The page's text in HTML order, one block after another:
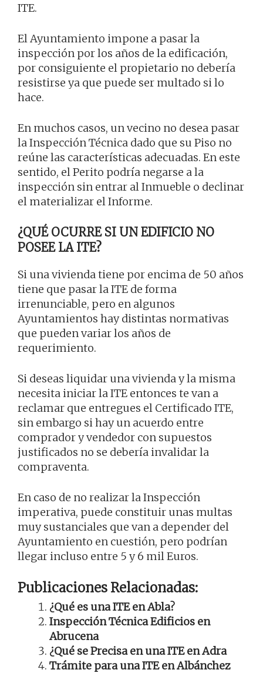
ITE.
El Ayuntamiento impone a pasar la
inspección por los años de la edificación,
por consiguiente el propietario no debería
resistirse ya que puede ser multado si lo
hace.
En muchos casos, un vecino no desea pasar
la Inspección Técnica dado que su Piso no
reúne las características adecuadas. En este
sentido, el Perito podría negarse a la
inspección sin entrar al Inmueble o declinar
el materializar el Informe.
¿QUÉ OCURRE SI UN EDIFICIO NO
POSEE LA ITE?
Si una vivienda tiene por encima de 50 años
tiene que pasar la ITE de forma
irrenunciable, pero en algunos
Ayuntamientos hay distintas normativas
que pueden variar los años de
requerimiento.
Si deseas liquidar una vivienda y la misma
necesita iniciar la ITE entonces te van a
reclamar que entregues el Certificado ITE,
sin embargo si hay un acuerdo entre
comprador y vendedor con supuestos
justificados no se debería invalidar la
compraventa.
En caso de no realizar la Inspección
imperativa, puede constituir unas multas
muy sustanciales que van a depender del
Ayuntamiento en cuestión, pero podrían
llegar incluso entre 5 y 6 mil Euros.
Publicaciones Relacionadas:
¿Qué es una ITE en Abla?
Inspección Técnica Edificios en
Abrucena
¿Qué se Precisa en una ITE en Adra
Trámite para una ITE en Albánchez